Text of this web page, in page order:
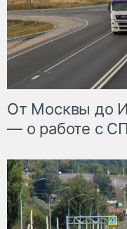
От Москвы до
— о работе с